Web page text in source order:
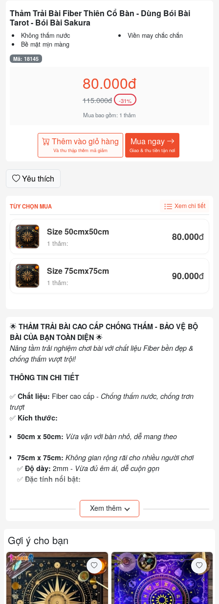
Thảm Trải Bài Fiber Thiên Cổ Bàn - Dùng Bói Bài
Tarot - Bói Bài Sakura
Không thấm nước
Bề mặt mịn màng
Viền may chắc chắn
Mã: 18145
80.000đ
115.000đ
-31%
Mua bao gồm: 1 thảm
Thêm vào giỏ hàng
Và thu thập thêm mã giảm
Mua ngay
Giao & thu tiền tận nơi
Yêu thích
TÙY CHỌN MUA Xem chi tiết
Size 50cmx50cm
1 thảm:
80.000đ
Size 75cmx75cm
1 thảm:
90.000đ
🌟 THẢM TRẢI BÀI CAO CẤP CHỐNG THẤM - BẢO VỆ BỘ
BÀI CỦA BẠN TOÀN DIỆN 🌟
Nâng tầm trải nghiệm chơi bài với chất liệu Fiber bền đẹp &
chống thấm vượt trội!
THÔNG TIN CHI TIẾT
✅ Chất liệu: Fiber cao cấp - Chống thấm nước, chống trơn
trượt
✅ Kích thước:
50cm x 50cm: Vừa vặn với bàn nhỏ, dễ mang theo
75cm x 75cm: Không gian rộng rãi cho nhiều người chơi
✅ Độ dày: 2mm - Vừa đủ êm ái, dễ cuộn gọn
✅ Đặc tính nổi bật:
Không thấm nước, lau sạch dễ dàng
Bề mặt mịn, bảo vệ bài không trầy xước
Viền may chắc chắn, chống bung sờn
#ThamTraiBai #ThamChongTham #PhuKienChoiBai
#BaiTarot #BaiKhoaHoc #DoChoi
👉Đặt hàng ngay để nhận quà tặng hấp dẫn!🎁
Xem thêm
Gợi ý cho bạn